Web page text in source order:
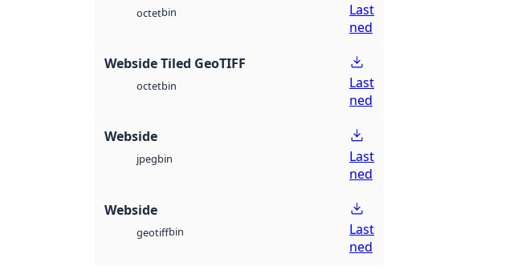
octetbin
Last
ned
Webside Tiled GeoTIFF
octetbin
Last
ned
Webside
jpegbin
Last
ned
Webside
geotiffbin
Last
ned